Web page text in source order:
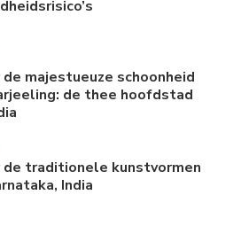
de majestueuze schoonheid
de thee hoofdstad
de traditionele kunstvormen
India